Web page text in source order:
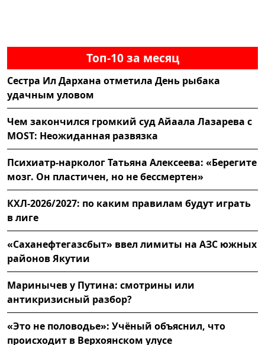
Топ-10 за месяц
Сестра Ил Дархана отметила День рыбака
удачным уловом
Чем закончился громкий суд Айаала Лазарева с
MOST: Неожиданная развязка
Психиатр-нарколог Татьяна Алексеева: «Берегите
мозг. Он пластичен, но не бессмертен»
КХЛ-2026/2027: по каким правилам будут играть
в лиге
«Саханефтегазсбыт» ввел лимиты на АЗС южных
районов Якутии
Маринычев у Путина: смотрины или
антикризисный разбор?
«Это не половодье»: Учёный объяснил, что
происходит в Верхоянском улусе